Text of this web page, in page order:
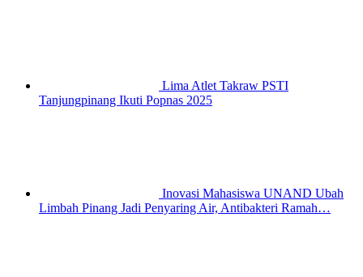
Lima Atlet Takraw PSTI
Tanjungpinang Ikuti Popnas 2025
Inovasi Mahasiswa UNAND Ubah
Limbah Pinang Jadi Penyaring Air, Antibakteri Ramah…